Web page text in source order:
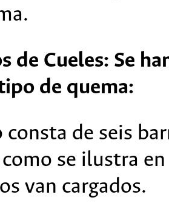
de Cueles: Se
de quema:
consta de seis
se ilustra
van cargados.